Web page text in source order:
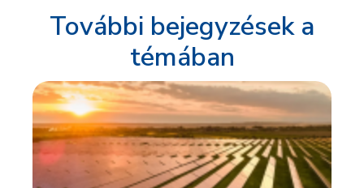
További bejegyzések a
témában